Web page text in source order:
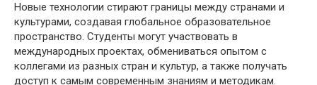
Новые технологии стирают границы между странами и
культурами, создавая глобальное образовательное
пространство. Студенты могут участвовать в
международных проектах, обмениваться опытом с
коллегами из разных стран и культур, а также получать
доступ к самым современным знаниям и методикам.